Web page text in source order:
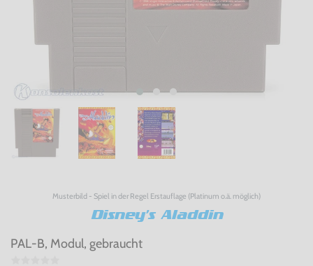
Musterbild - Spiel in der Regel Erstauflage (Platinum o.ä. möglich)
Disney's Aladdin
PAL-B, Modul, gebraucht